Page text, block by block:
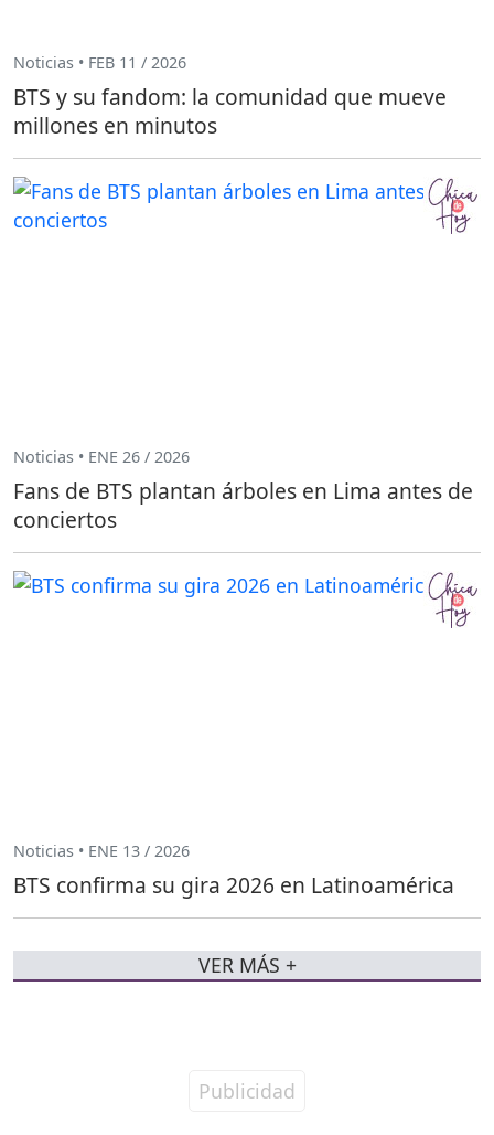
Noticias • FEB 11 / 2026
BTS y su fandom: la comunidad que mueve
millones en minutos
Noticias • ENE 26 / 2026
Fans de BTS plantan árboles en Lima antes de
conciertos
Noticias • ENE 13 / 2026
BTS confirma su gira 2026 en Latinoamérica
VER MÁS +